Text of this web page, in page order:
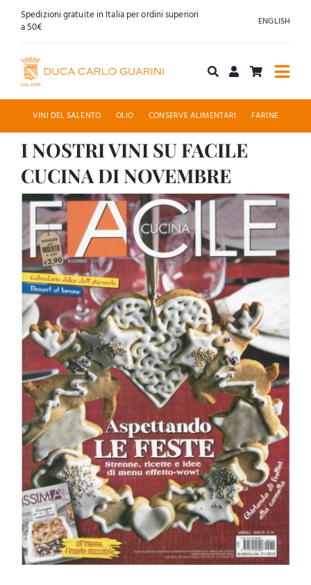
SaltaSpedizioni gratuite in Italia per ordini superiori
a 50€
ENGLISH
Acquista online
Chi siamo
Accoglienza
News
Contatti
VINI DEL SALENTO OLIO CONSERVE ALIMENTARI FARINE
I NOSTRI VINI SU FACILE
CUCINA DI NOVEMBRE
Ingrandisci
immagine